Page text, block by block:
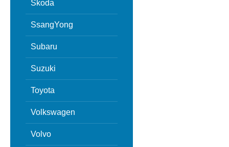
Skoda
SsangYong
Subaru
Suzuki
Toyota
Volkswagen
Volvo